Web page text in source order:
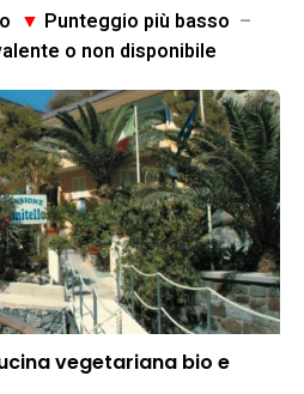
▼ Punteggio più basso –
o non disponibile
vegetariana bio e